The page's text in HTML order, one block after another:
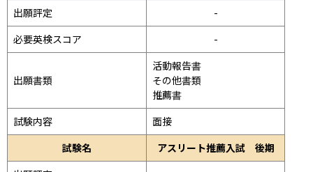
出願評定
-
必要英検スコア
-
出願書類
活動報告書
その他書類
推薦書
試験内容
面接
試験名
アスリート推薦入試 後期